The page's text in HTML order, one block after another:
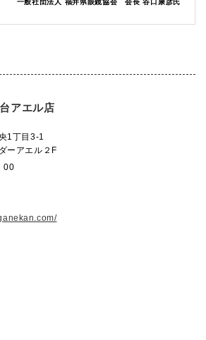
一般社団法人 福井県眼鏡協会 会長 谷口康彦氏
アエル店
1丁目3-1
ーアエル２F
00